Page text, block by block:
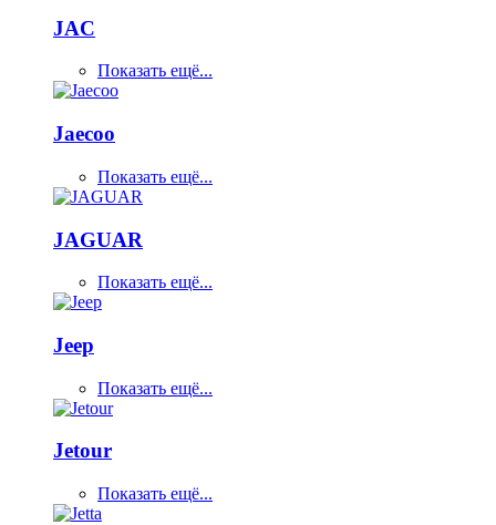
JAC
Показать ещё...
Jaecoo
Показать ещё...
JAGUAR
Показать ещё...
Jeep
Показать ещё...
Jetour
Показать ещё...